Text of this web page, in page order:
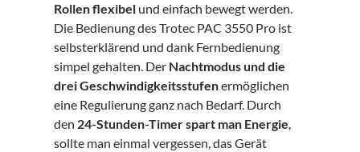
Rollen flexibel und einfach bewegt werden.
Die Bedienung des Trotec PAC 3550 Pro ist
selbsterklärend und dank Fernbedienung
simpel gehalten. Der Nachtmodus und die
drei Geschwindigkeitsstufenermöglichen
eine Regulierung ganz nach Bedarf. Durch
den 24-Stunden-Timer spart man Energie,
sollte man einmal vergessen, das Gerät